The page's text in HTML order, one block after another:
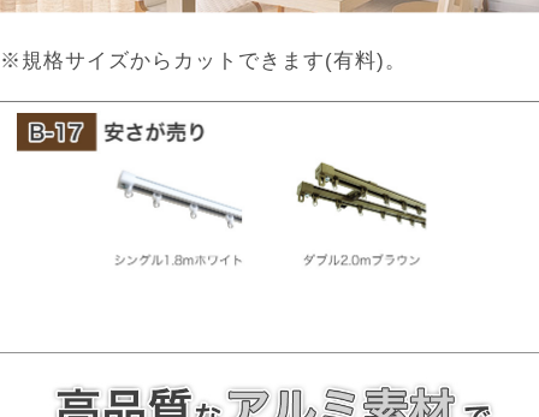
※規格サイズからカットできます(有料)。